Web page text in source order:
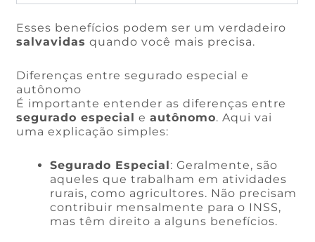
Esses benefícios podem ser um verdadeiro
salvavidas quando você mais precisa.
Diferenças entre segurado especial e
autônomo
É importante entender as diferenças entre
segurado especial
eautônomo. Aqui vai
uma explicação simples:
Segurado Especial : Geralmente, são
aqueles que trabalham em atividades
rurais, como agricultores. Não precisam
contribuir mensalmente para o INSS,
mas têm direito a alguns benefícios.